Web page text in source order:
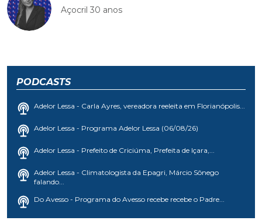
Açocril 30 anos
PODCASTS
Adelor Lessa - Carla Ayres, vereadora reeleita em Florianópolis...
Adelor Lessa - Programa Adelor Lessa (06/08/26)
Adelor Lessa - Prefeito de Criciúma, Prefeita de Içara,...
Adelor Lessa - Climatologista da Epagri, Márcio Sônego
falando...
Do Avesso - Programa do Avesso recebe recebe o Padre...